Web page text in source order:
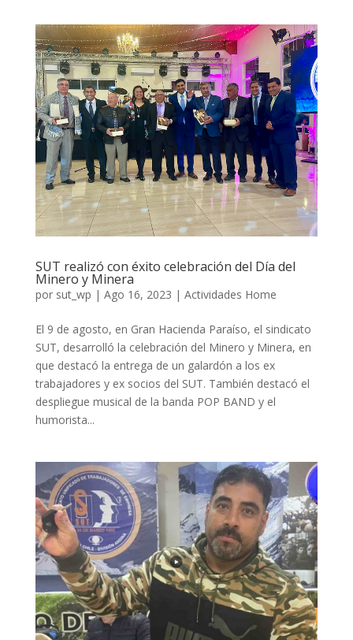
SUT realizó con éxito celebración del Día del
Minero y Minera
por sut_wp | Ago 16, 2023 | Actividades Home
El 9 de agosto, en Gran Hacienda Paraíso, el sindicato
SUT, desarrolló la celebración del Minero y Minera, en
que destacó la entrega de un galardón a los ex
trabajadores y ex socios del SUT. También destacó el
despliegue musical de la banda POP BAND y el
humorista...